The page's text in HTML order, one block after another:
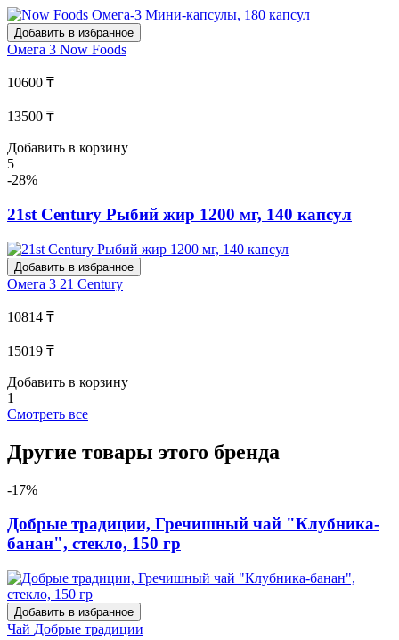
Добавить в избранное
Омега 3 Now Foods
10600 ₸
13500 ₸
Добавить в корзину
5
-28%
21st Century Рыбий жир 1200 мг, 140 капсул
Добавить в избранное
Омега 3 21 Century
10814 ₸
15019 ₸
Добавить в корзину
1
Смотреть все
Другие товары этого бренда
-17%
Добрые традиции, Гречишный чай "Клубника-
банан", стекло, 150 гр
Добавить в избранное
Чай Добрые традиции